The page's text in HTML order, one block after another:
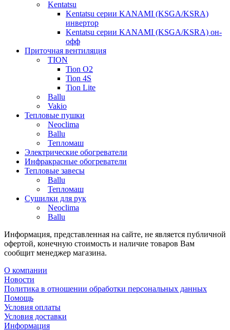
Kentatsu
Kentatsu серии KANAMI (KSGA/KSRA)
инвертор
Kentatsu серии KANAMI (KSGA/KSRA) он-
офф
Приточная вентиляция
TION
Tion O2
Tion 4S
Tion Lite
Ballu
Vakio
Тепловые пушки
Neoclima
Ballu
Тепломаш
Электрические обогреватели
Инфракрасные обогреватели
Тепловые завесы
Ballu
Тепломаш
Сушилки для рук
Neoclima
Ballu
Информация, представленная на сайте, не является публичной
офертой, конечную стоимость и наличие товаров Вам
сообщит менеджер магазина.
О компании
Новости
Политика в отношении обработки персональных данных
Помощь
Условия оплаты
Условия доставки
Информация